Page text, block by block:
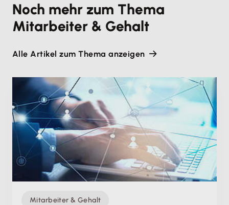
Noch mehr zum Thema
Mitarbeiter & Gehalt
Alle Artikel zum Thema anzeigen
Mitarbeiter & Gehalt